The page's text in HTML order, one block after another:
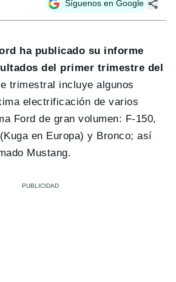
Síguenos en Google
ha publicado su informe
del primer trimestre del
trimestral incluye algunos
electrificación de varios
Ford de gran volumen: F-150,
en Europa) y Bronco; así
Mustang.